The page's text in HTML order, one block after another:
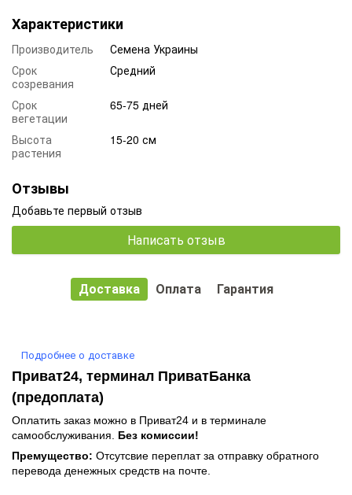
Характеристики
Производитель
Семена Украины
Срок
созревания
Средний
Срок
вегетации
65-75 дней
Высота
растения
15-20 см
Отзывы
Добавьте первый отзыв
Написать отзыв
Доставка Оплата Гарантия
Подробнее о доставке
Приват24, терминал ПриватБанка
(предоплата)
Оплатить заказ можно в Приват24 и в терминале
самообслуживания. Без комиссии!
Премущество: Отсутсвие переплат за отправку обратного
перевода денежных средств на почте.